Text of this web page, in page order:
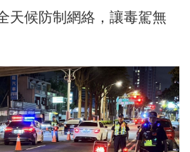
天候防制網絡，讓毒駕無